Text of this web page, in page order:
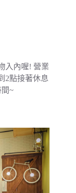
入內喔! 營業
2點接著休息
~